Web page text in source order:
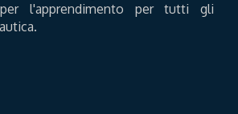
l'apprendimento per tutti gli